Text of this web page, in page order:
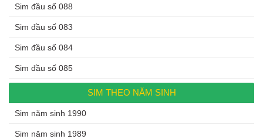
Sim đầu số 088
Sim đầu số 083
Sim đầu số 084
Sim đầu số 085
SIM THEO NĂM SINH
Sim năm sinh 1990
Sim năm sinh 1989